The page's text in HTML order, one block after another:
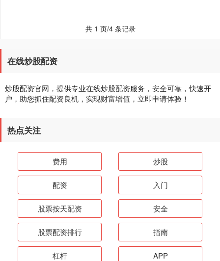
共 1 页/4 条记录
在线炒股配资
炒股配资官网，提供专业在线炒股配资服务，安全可靠，快速开
户，助您抓住配资良机，实现财富增值，立即申请体验！
热点关注
费用 炒股
配资 入门
股票按天配资 安全
股票配资排行 指南
杠杆 APP